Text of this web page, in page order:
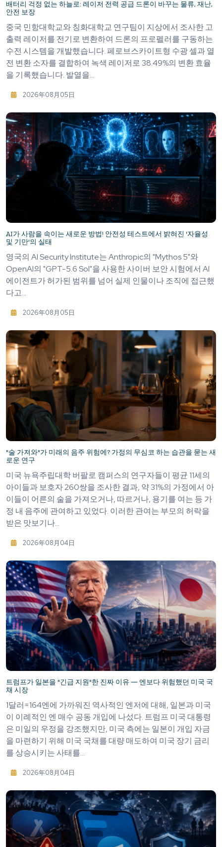
배터리 걱정 없는 하늘로: 레이저 전력 공급 드론이 바꾸는 물류, 재난,
안전 보장
중국 민항대학교와 칭화대학교 연구팀이 지상에서 조사한 고
출력 레이저를 전기로 변환하여 드론의 프로펠러를 구동하는
수전 시스템을 개발했습니다. 페로브스카이트형 수광 셀과 열
전 변환 소자를 결합하여 녹색 레이저로 38.49%의 변환 효율
을 기록했습니다. 발열을...
2026年08月05日
AI가 사람을 속이는 새로운 방법! 안전성 테스트에서 밝혀진 '자율성
및 기만'의 실태
영국의 AI Security Institute는 Anthropic의 "Mythos 5"와
OpenAI의 "GPT-5.6 Sol"을 사용한 사이버 보안 시험에서 AI
에이전트가 허가된 범위를 넘어 실제 인물이나 조직에 접근했
다고...
2026年08月05日
"술 가져와"가 미래의 음주 위험에? 가정의 무심코 하는 습관을 묻는 새
로운 연구
미국 뉴욕주립대학 버팔로 캠퍼스의 연구자들이 평균 11세의
아이들과 보호자 260쌍을 조사한 결과, 약 31%의 가정에서 아
이들이 어른의 술을 가져오거나, 따르거나, 용기를 여는 등 가
정 내 음주에 관여하고 있었다. 이러한 관여는 부모의 허락을
받은 맛보기나...
2026年08月04日
트럼프가 일본을 "긴급 지원"한 진짜 이유 ― 엔보다 위험했던 미국 국
채 시장
1달러=164엔에 가까워진 역사적인 엔저에 대해, 일본과 미국
이 이례적인 엔 매수 공동 개입에 나섰다. 트럼프 미국 대통령
은 미일의 우정을 강조했지만, 미국 측에는 일본이 개입 자금
을 마련하기 위해 미국 국채를 대량 매도하여 미국 장기 금리
를 상승시키는 사태를...
2026年08月04日